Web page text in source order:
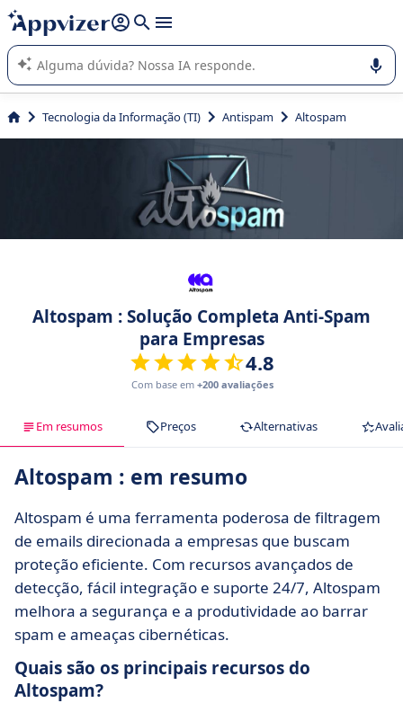
de nossa IA (várias linhas com
A IA do Appvizer o orienta no uso ou na seleção de software
SaaS para sua empresa.
Tecnologia da Informação (TI) Antispam Altospam
Altospam : Solução Completa Anti-Spam
para Empresas
4.8
Com base em +200 avaliações
Em resumos Preços Alternativas
Altospam : em resumo
Altospam é uma ferramenta poderosa de filtragem
de emails direcionada a empresas que buscam
proteção eficiente. Com recursos avançados de
detecção, fácil integração e suporte 24/7, Altospam
melhora a segurança e a produtividade ao barrar
spam e ameaças cibernéticas.
Quais são os principais recursos do
Altospam?